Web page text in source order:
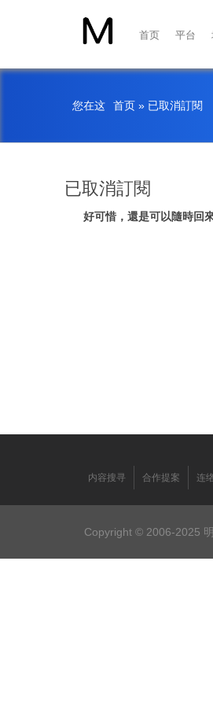
首页 平台
您在这 首页 » 已取消訂閱
已取消訂閱
好可惜，還是可以隨時回
内容搜寻 合作提案 连
Copyright © 2006-2025